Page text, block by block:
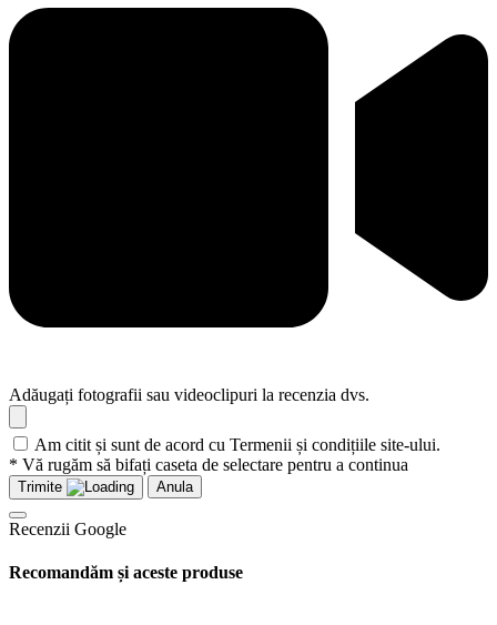
Adăugați fotografii sau videoclipuri la recenzia dvs.
Am citit și sunt de acord cu Termenii și condițiile site-ului.
* Vă rugăm să bifați caseta de selectare pentru a continua
Trimite Anula
Recenzii Google
Recomandăm și aceste produse